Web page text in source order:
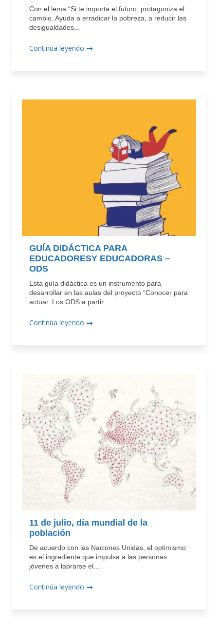
Con el lema “Si te importa el futuro, protagoniza el
cambio. Ayuda a erradicar la pobreza, a reducir las
desigualdades...
Continúa leyendo
GUÍA DIDÁCTICA PARA
EDUCADORESY EDUCADORAS –
ODS
Esta guía didáctica es un instrumento para
desarrollar en las aulas del proyecto “Conocer para
actuar. Los ODS a partir...
Continúa leyendo
11 de julio, día mundial de la
población
De acuerdo con las Naciones Unidas, el optimismo
es el ingrediente que impulsa a las personas
jóvenes a labrarse el...
Continúa leyendo